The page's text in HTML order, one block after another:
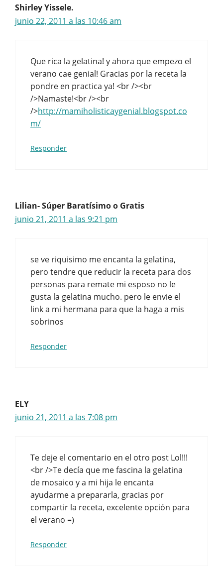
Shirley Yissele.
junio 22, 2011 a las 10:46 am
Que rica la gelatina! y ahora que empezo el
verano cae genial! Gracias por la receta la
pondre en practica ya! <br /><br
/>Namaste!<br /><br
/>http://mamiholisticaygenial.blogspot.co
m/
Responder
Lilian- Súper Baratísimo o Gratis
junio 21, 2011 a las 9:21 pm
se ve riquisimo me encanta la gelatina,
pero tendre que reducir la receta para dos
personas para remate mi esposo no le
gusta la gelatina mucho. pero le envie el
link a mi hermana para que la haga a mis
sobrinos
Responder
ELY
junio 21, 2011 a las 7:08 pm
Te deje el comentario en el otro post Lol!!!
<br />Te decía que me fascina la gelatina
de mosaico y a mi hija le encanta
ayudarme a prepararla, gracias por
compartir la receta, excelente opción para
el verano =)
Responder